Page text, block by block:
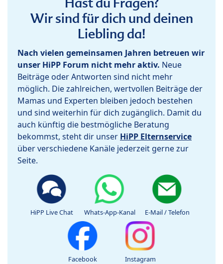
Wir sind für dich und deinen
Liebling da!
Nach vielen gemeinsamen Jahren betreuen wir
unser HiPP Forum nicht mehr aktiv. Neue
Beiträge oder Antworten sind nicht mehr
möglich. Die zahlreichen, wertvollen Beiträge der
Mamas und Experten bleiben jedoch bestehen
und sind weiterhin für dich zugänglich. Damit du
auch künftig die bestmögliche Beratung
bekommst, steht dir unser HiPP Elternservice
über verschiedene Kanäle jederzeit gerne zur
Seite.
HiPP Live Chat Whats-App-Kanal E-Mail / Telefon
Facebook Instagram